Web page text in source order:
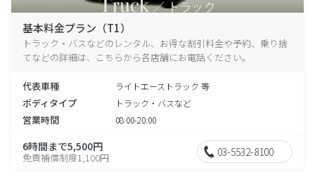
基本料金プラン（T1）
トラック・バスなどのレンタル、お得な割引料金や予約、乗り捨
てなどの詳細は、こちらから各店舗にお電話ください。
代表車種 ライトエーストラック 等
ボディタイプ トラック・バスなど
営業時間 08:00-20:00
6時間まで5,500円
免責補償制度1,100円 03-5532-8100